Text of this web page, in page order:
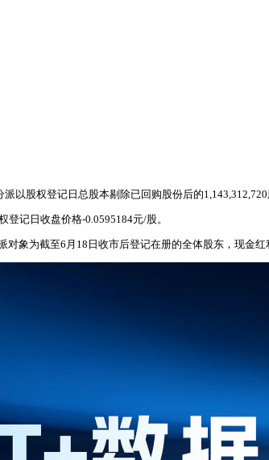
以股权登记日总股本剔除已回购股份后的
记日收盘价格-0.0595184元/股。
象为截至6月18日收市后登记在册的全体股东，现金